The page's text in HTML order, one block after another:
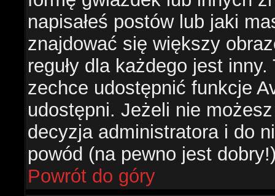
napisałeś postów lub jaki
znajdować się większy
reguły dla każdego jest
zechce udostępnić funkcje
udostępni. Jeżeli nie
decyzja administratora i do
powód (na pewno jest
Powrót do góry